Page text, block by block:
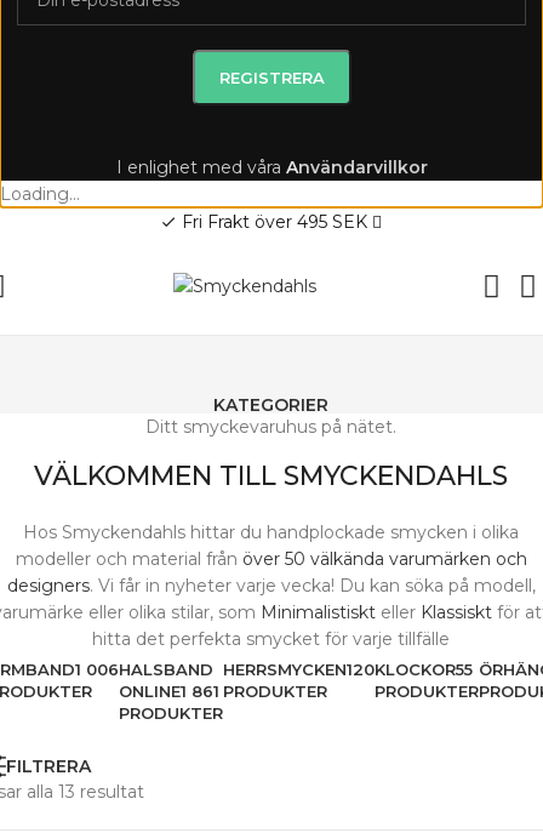
I enlighet med våra Användarvillkor
Loading...
check Fri Frakt över 495 SEK
KATEGORIER
Ditt smyckevaruhus på nätet.
VÄLKOMMEN TILL SMYCKENDAHLS
Hos Smyckendahls hittar du handplockade smycken i olika
modeller och material från över 50 välkända varumärken och
designers. Vi får in nyheter varje vecka! Du kan söka på modell,
eller olika stilar, som Minimalistiskt eller Klassiskt för
hitta det perfekta smycket för varje tillfälle
1 006HALSBAND
ONLINE1 861
PRODUKTER
HERRSMYCKEN120
PRODUKTER
KLOCKOR55
PRODUKTER
FILTRERA
alla 13 resultat